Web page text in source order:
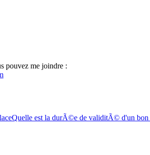
pouvez me joindre :
Quelle est la durÃ©e de validitÃ© d'un bon